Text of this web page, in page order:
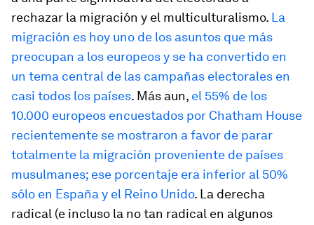
rechazar la migración y el multiculturalismo. La
migración es hoy uno de los asuntos que más
preocupan a los europeos y se ha convertido en
un tema central de las campañas electorales en
casi todos los países. Más aun, el 55% de los
10.000 europeos encuestados por Chatham House
recientemente se mostraron a favor de parar
totalmente la migración proveniente de países
musulmanes; ese porcentaje era inferior al 50%
sólo en España y el Reino Unido. La derecha
radical (e incluso la no tan radical en algunos